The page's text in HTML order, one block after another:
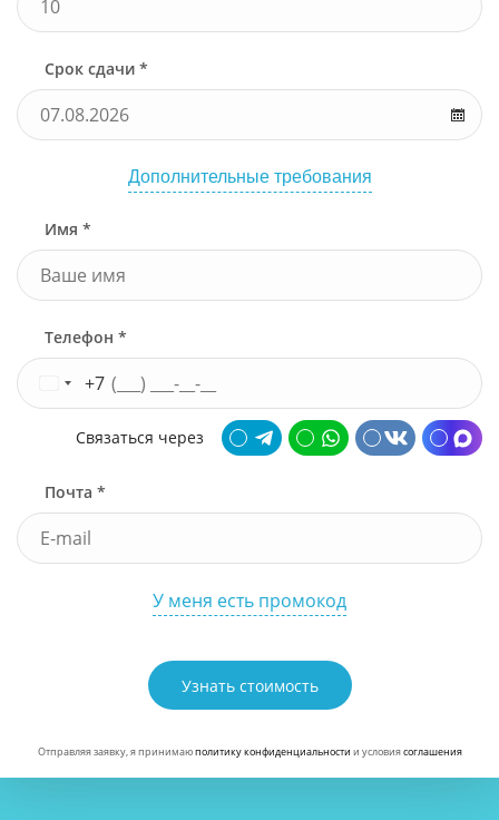
Срок сдачи *
Дополнительные требования
Имя *
Телефон *
+7
Связаться через
Почта *
У меня есть промокод
Узнать стоимость
Отправляя заявку, я принимаюполитику конфиденциальности и условиясоглашения